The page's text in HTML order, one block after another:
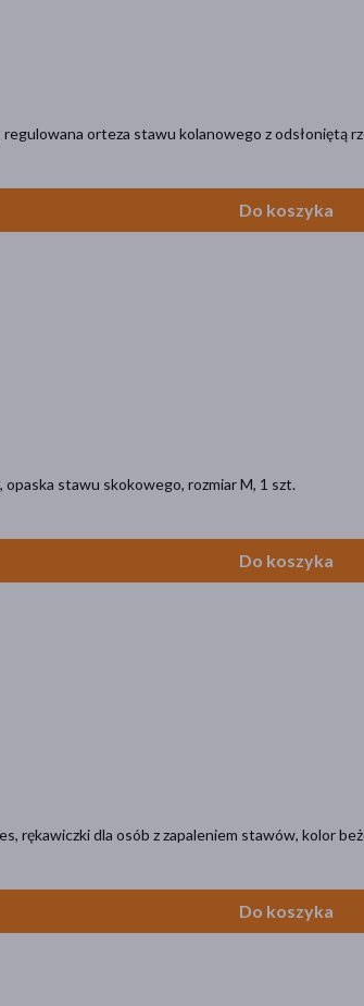
orteza stawu kolanowego z odsłoniętą
Do koszyka
stawu skokowego, rozmiar M, 1 szt.
Do koszyka
rękawiczki dla osób z zapaleniem stawów, kolor
Do koszyka